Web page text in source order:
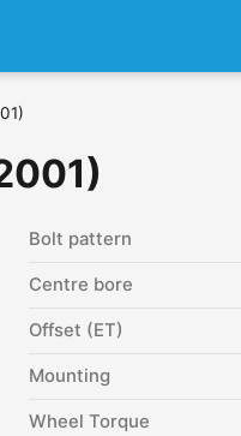
Bolt pattern
Centre bore
Offset (ET)
Mounting
Wheel Torque